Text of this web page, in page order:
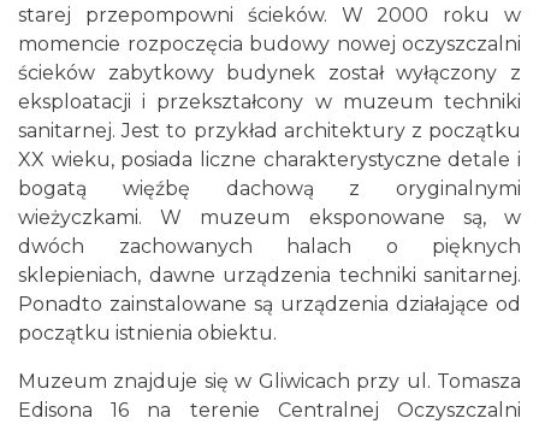
starej przepompowni ścieków. W 2000 roku w
momencie rozpoczęcia budowy nowej oczyszczalni
ścieków zabytkowy budynek został wyłączony z
eksploatacji i przekształcony w muzeum techniki
sanitarnej. Jest to przykład architektury z początku
XX wieku, posiada liczne charakterystyczne detale i
bogatą więźbę dachową z oryginalnymi
wieżyczkami. W muzeum eksponowane są, w
dwóch zachowanych halach o pięknych
sklepieniach, dawne urządzenia techniki sanitarnej.
Ponadto zainstalowane są urządzenia działające od
początku istnienia obiektu.
Muzeum znajduje się w Gliwicach przy ul. Tomasza
Edisona 16 na terenie Centralnej Oczyszczalni